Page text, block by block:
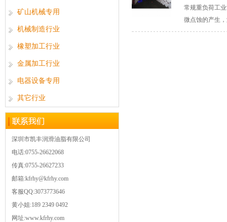
矿山机械专用
机械制造行业
橡塑加工行业
金属加工行业
电器设备专用
其它行业
深圳市凯丰润滑油脂有限公司
电话:0755-26622068
传真:0755-26627233
邮箱:kfrhy@kfrhy.com
客服QQ:3073773646
黄小姐:189 2349 0492
网址:www.kfrhy.com
常规重负荷工
微点蚀的产生